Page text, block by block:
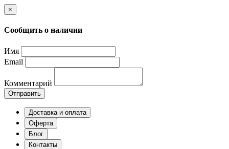
×
Сообщить о наличии
Имя
Email
Комментарий
Отправить
Доставка и оплата
Оферта
Блог
Контакты